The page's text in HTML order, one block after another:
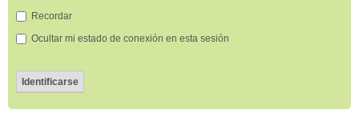
Recordar
Ocultar mi estado de conexión en esta sesión